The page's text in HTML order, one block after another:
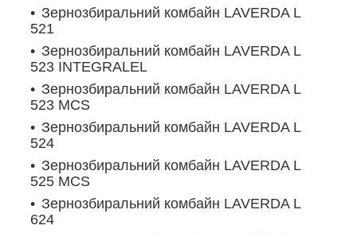
Зернозбиральний комбайн LAVERDA L
521
Зернозбиральний комбайн LAVERDA L
523 INTEGRALEL
Зернозбиральний комбайн LAVERDA L
523 MCS
Зернозбиральний комбайн LAVERDA L
524
Зернозбиральний комбайн LAVERDA L
525 MCS
Зернозбиральний комбайн LAVERDA L
624